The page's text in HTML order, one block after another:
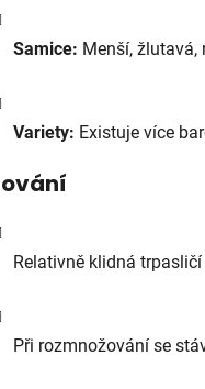
Samice: Menší, žlutavá,
Variety: Existuje více
Relativně klidná
Při rozmnožování se